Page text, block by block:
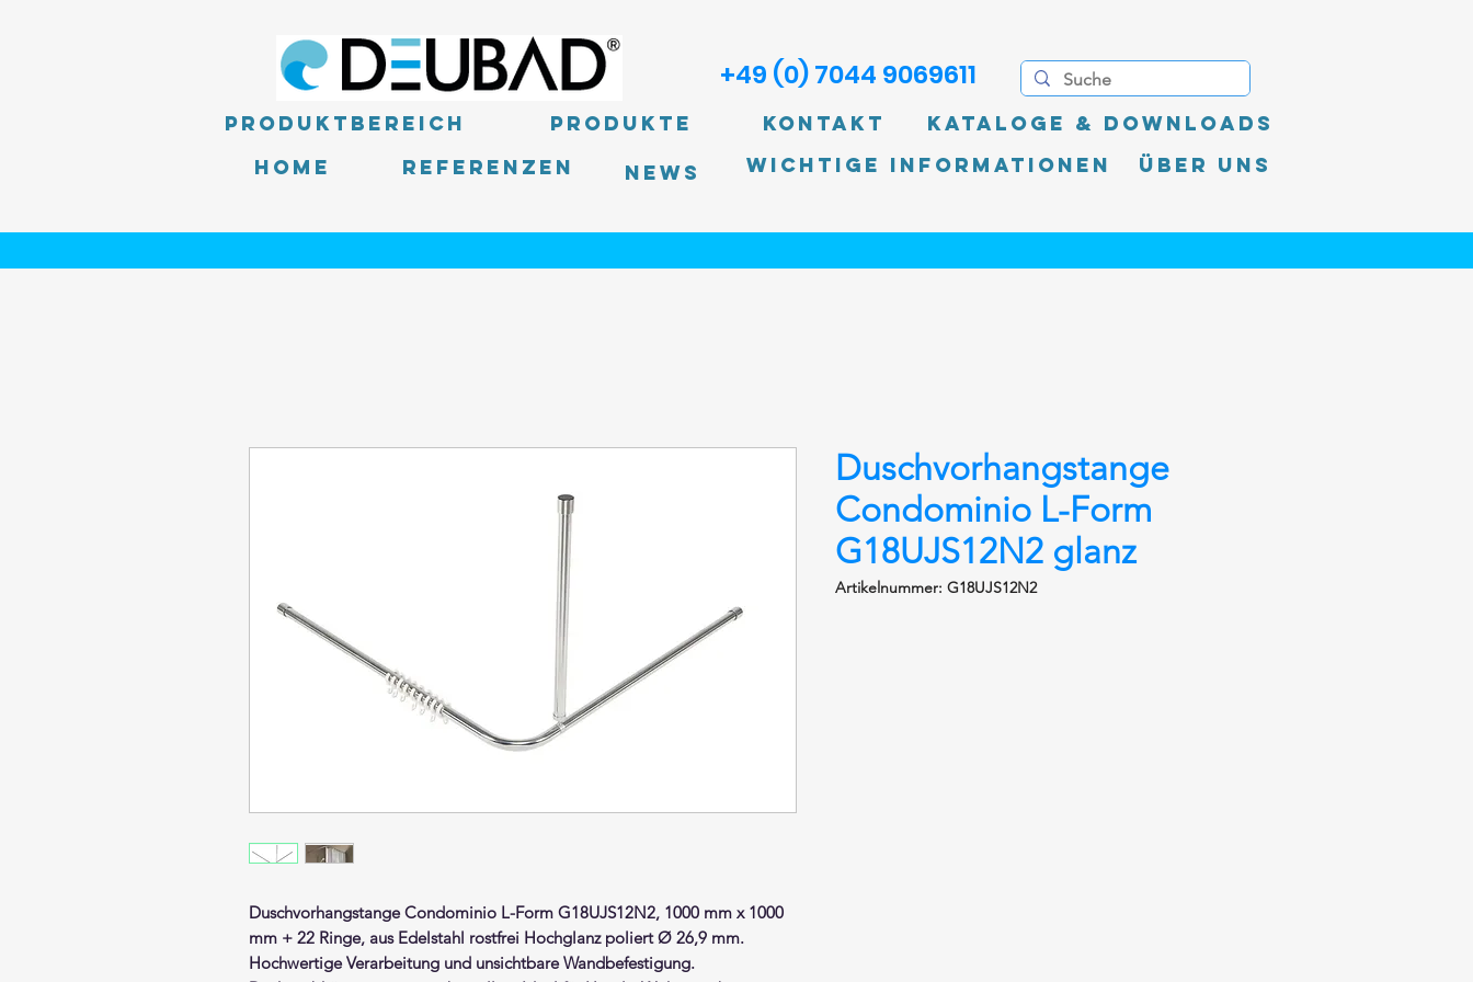
Produktbereich
Produkte
Home
Referenzen News
+49 (0) 7044 9069611
Kontakt
Kataloge & Downloads
Wichtige Informationen
Über uns
DuschvorhangstangeCondominio L-Form G18UJS12N2, 1000 mm x 1000
mm + 22 Ringe, aus Edelstahl rostfrei Hochglanz poliertØ 26,9 mm.
Hochwertige Verarbeitung und unsichtbare Wandbefestigung.
Duschvorhangstange
Condominio L-Form
G18UJS12N2 glanz
Artikelnummer: G18UJS12N2